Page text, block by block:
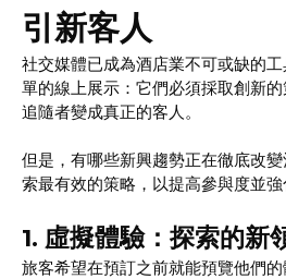
引新客人
社交媒體已成為酒店業不可或缺的
單的線上展示：它們必須採取創新
追隨者變成真正的客人。
但是，有哪些新興趨勢正在徹底改
索最有效的策略，以提高參與度並
1. 虛擬體驗：探索的新
旅客希望在預訂之前就能預覽他們